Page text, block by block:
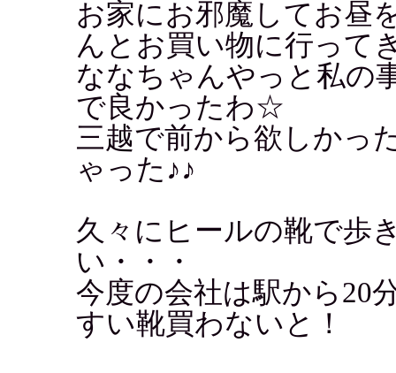
お家にお邪魔してお昼
んとお買い物に行って
ななちゃんやっと私の
で良かったわ☆
三越で前から欲しかっ
ゃった♪♪
久々にヒールの靴で歩
い・・・
今度の会社は駅から20
すい靴買わないと！